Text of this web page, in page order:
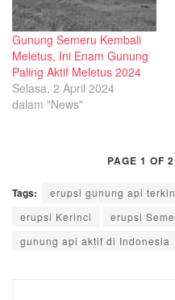
Gunung Semeru Kembali
Meletus, Ini Enam Gunung
Paling Aktif Meletus 2024
Selasa, 2 April 2024
dalam "News"
PAGE 1 OF 2
Tags: erupsi gunung api
erupsi Kerinci
erupsi
gunung api aktif di Indonesia